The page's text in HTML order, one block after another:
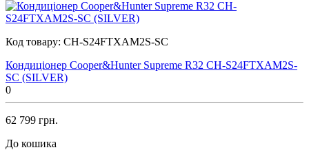
Код товару: CH-S24FTXAM2S-SC
Кондиціонер Cooper&Hunter Supreme R32 CH-S24FTXAM2S-
SC (SILVER)
0
62 799 грн.
До кошика